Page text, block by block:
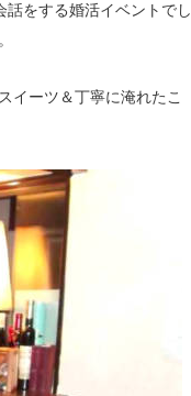
話をする婚活イベントでし
イーツ＆丁寧に淹れたこ